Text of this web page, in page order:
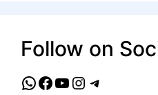
Follow on
WhatsApp
Facebook
YouTube
Instagram
Telegram